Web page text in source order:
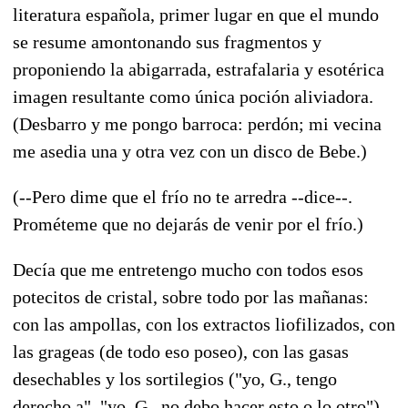
literatura española, primer lugar en que el mundo
se resume amontonando sus fragmentos y
proponiendo la abigarrada, estrafalaria y esotérica
imagen resultante como única poción aliviadora.
(Desbarro y me pongo barroca: perdón; mi vecina
me asedia una y otra vez con un disco de Bebe.)
(--Pero dime que el frío no te arredra --dice--.
Prométeme que no dejarás de venir por el frío.)
Decía que me entretengo mucho con todos esos
potecitos de cristal, sobre todo por las mañanas:
con las ampollas, con los extractos liofilizados, con
las grageas (de todo eso poseo), con las gasas
desechables y los sortilegios ("yo, G., tengo